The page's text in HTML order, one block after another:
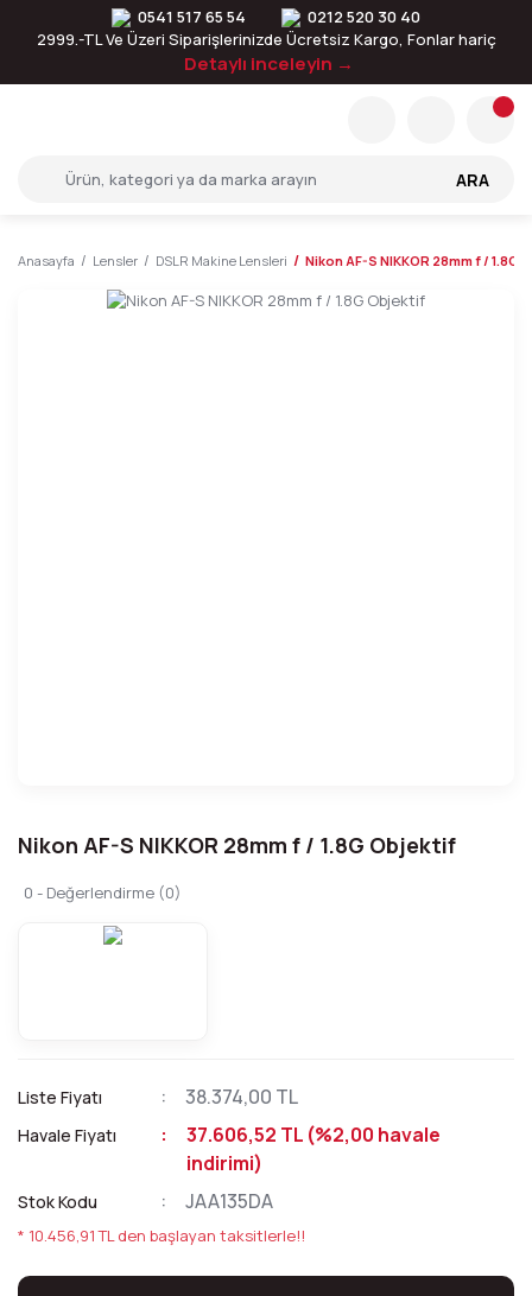
0541 517 65 54
0212 520 30 40
2999.-TL Ve Üzeri Siparişlerinizde Ücretsiz Kargo, Fonlar hariç
Detaylı inceleyin →
ARA
Anasayfa Lensler DSLR Makine Lensleri Nikon AF-S NIKKOR 28mm f / 1.8G
Nikon AF-S NIKKOR 28mm f / 1.8G Objektif
0 - Değerlendirme (0)
Liste Fiyatı 38.374,00 TL
Havale Fiyatı
37.606,52 TL (%2,00 havale
indirimi)
Stok Kodu JAA135DA
* 10.456,91 TL den başlayan taksitlerle!!